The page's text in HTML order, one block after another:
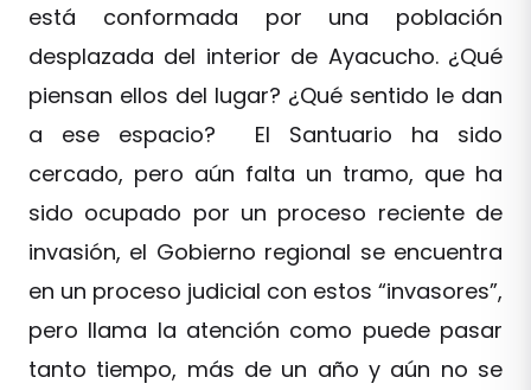
está conformada por una población
desplazada del interior de Ayacucho. ¿Qué
piensan ellos del lugar? ¿Qué sentido le dan
a ese espacio? El Santuario ha sido
cercado, pero aún falta un tramo, que ha
sido ocupado por un proceso reciente de
invasión, el Gobierno regional se encuentra
en un proceso judicial con estos “invasores”,
pero llama la atención como puede pasar
tanto tiempo, más de un año y aún no se